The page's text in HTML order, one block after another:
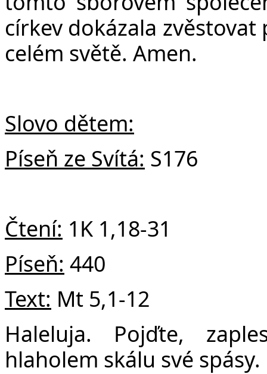
církev dokázala
celém světě. Amen.
Slovo dětem:
Píseň ze Svítá: S176
Čtení: 1K 1,18-31
Píseň: 440
Text: Mt 5,1-12
Haleluja. Pojďte,
hlaholem skálu své